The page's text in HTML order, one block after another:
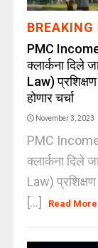
BREAKING
PMC Income
क्लार्कना दिले
Law)
होणार चर्चा
November 3, 2023
PMC Income
क्लार्कना दिले
Law)
[...]
Read More